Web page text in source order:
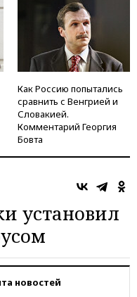
Как Россию попытались
сравнить с Венгрией и
Словакией.
Комментарий Георгия
Бовта
установил
новостей